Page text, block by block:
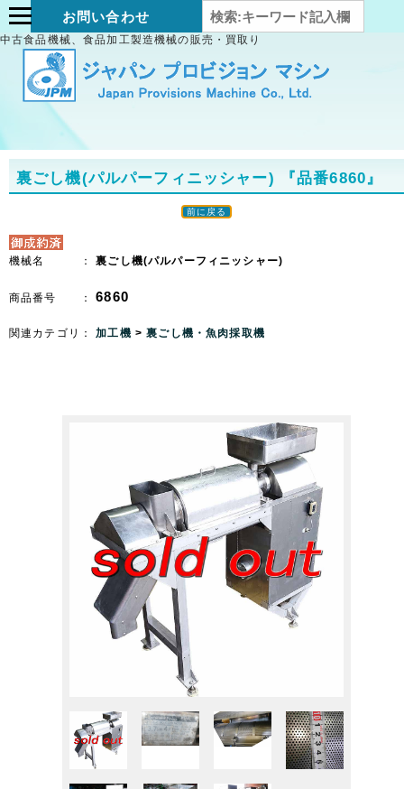
お問い合わせ
中古食品機械、食品加工製造機械の販売・買取り
裏ごし機(パルパーフィニッシャー) 『品番6860』
前に戻る
機械名 ：裏ごし機(パルパーフィニッシャー)
商品番号 ：6860
関連カテゴリ：加工機 >裏ごし機・魚肉採取機